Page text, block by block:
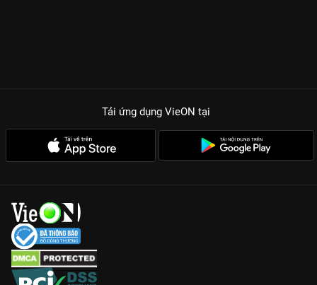
Tải ứng dụng VieON tại